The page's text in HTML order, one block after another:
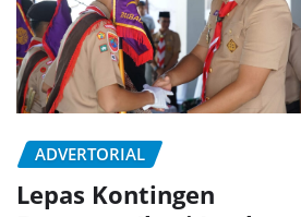
ADVERTORIAL
Lepas Kontingen